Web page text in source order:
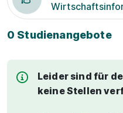
0 Studienangebote
Leider sind für
keine Stellen